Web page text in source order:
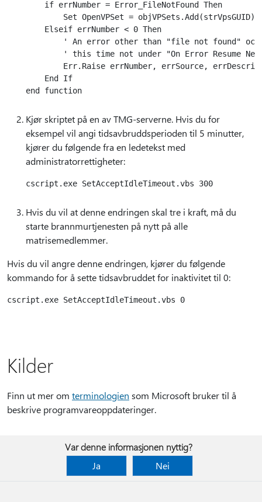
    if errNumber = Error_FileNotFound Then
        Set OpenVPSet = objVPSets.Add(strVpsGUID)
    Elseif errNumber < 0 Then
' An error other than "file not found"
' this time not under "On Error Resume
Err.Raise errNumber, errSource,
    End If
Kjør skriptet på en av TMG-serverne. Hvis du for
eksempel vil angi tidsavbruddsperioden til 5 minutter,
kjører du følgende fra en ledetekst med
administratorrettigheter:
Hvis du vil at denne endringen skal tre i kraft, må du
starte brannmurtjenesten på nytt på alle
matrisemedlemmer.
Hvis du vil angre denne endringen, kjører du følgende
kommando for å sette tidsavbruddet for inaktivitet til 0:
Kilder
Finn ut mer om terminologien som Microsoft bruker til å
beskrive programvareoppdateringer.
Var denne informasjonen nyttig?
Ja
Nei